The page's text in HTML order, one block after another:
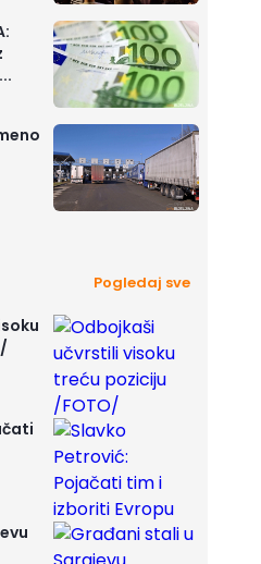
Pogledaj sve